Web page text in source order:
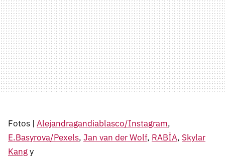
Fotos | Alejandragandiablasco/Instagram,
E.Basyrova/Pexels, Jan van der Wolf, RABİA, Skylar
Kangy